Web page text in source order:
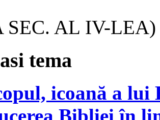
SEC. AL IV-
tema
icoană a lui